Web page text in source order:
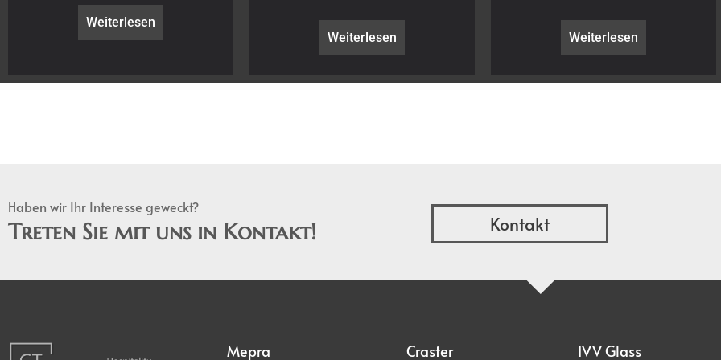
Weiterlesen
Weiterlesen Weiterlesen
Haben wir Ihr Interesse geweckt?
Treten Sie mit uns in Kontakt! Kontakt
Mepra Craster IVV Glass